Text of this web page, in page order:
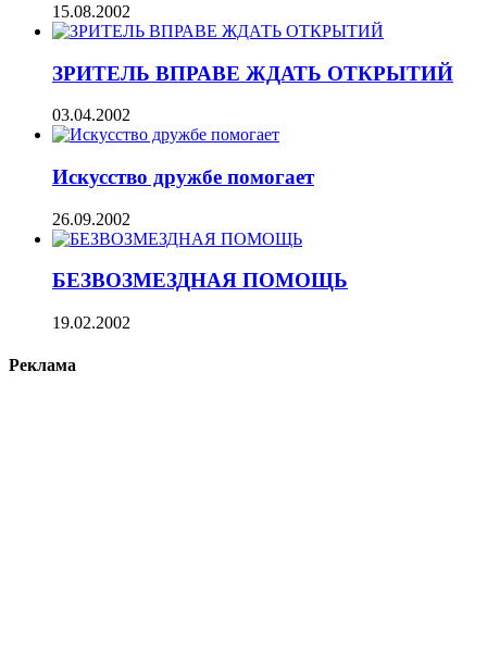
15.08.2002
ЗРИТЕЛЬ ВПРАВЕ ЖДАТЬ ОТКРЫТИЙ
03.04.2002
Искусство дружбе помогает
26.09.2002
БЕЗВОЗМЕЗДНАЯ ПОМОЩЬ
19.02.2002
Реклама